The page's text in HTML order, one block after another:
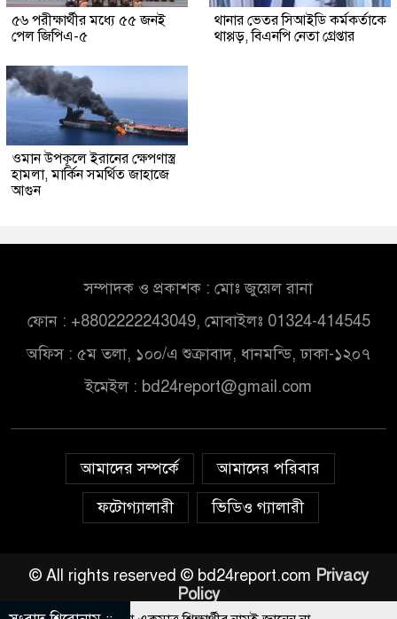
৫৬ পরীক্ষার্থীর মধ্যে ৫৫ জনই
পেল জিপিএ-৫
থানার ভেতর সিআইডি কর্মকর্তাকে
থাপ্পড়, বিএনপি নেতা গ্রেপ্তার
ওমান উপকূলে ইরানের ক্ষেপণাস্ত্র
হামলা, মার্কিন সমর্থিত জাহাজে
আগুন
সম্পাদক ও প্রকাশক : মোঃ জুয়েল রানা
ফোন : +8802222243049, মোবাইলঃ 01324-414545
অফিস : ৫ম তলা, ১০০/এ শুক্রাবাদ, ধানমন্ডি, ঢাকা-১২০৭
ইমেইল : bd24report@gmail.com
আমাদের সম্পর্কে
আমাদের পরিবার
ফটোগ্যালারী
ভিডিও গ্যালারী
© All rights reserved © bd24report.com Privacy
Policy